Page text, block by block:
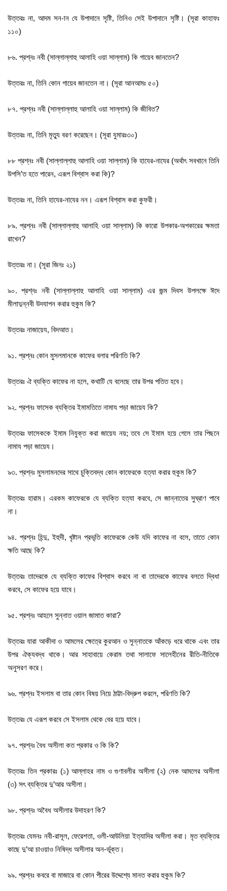
উত্তরঃ না, আদম সন-ান যে উপাদানে সৃষ্টি, তিনিও সেই উপাদানে সৃষ্টি। (সূরা কাহাফঃ
১১০)
৮৬. প্রশ্নঃ নবী (সাল্লাল্লাহু আলাহি ওয়া সাল্লাম) কি গায়েব জানতেন?
উত্তরঃ না, তিনি কোন গায়েব জানতেন না। (সূরা আনআমঃ ৫০)
৮৭. প্রশ্নঃ নবী (সাল্লাল্লাহু আলাহি ওয়া সাল্লাম) কি জীবিত?
উত্তরঃ না, তিনি মৃত্যু বরণ করেছেন। (সূরা যুমারঃ৩০)
৮৮ প্রশ্নঃ নবী (সাল্লাল্লাহু আলাহি ওয়া সাল্লাম) কি হাযের-নাযের (অর্থাৎ সবখানে তিনি
উপসি’ত হতে পারেন, এরূপ বিশ্বাস করা কি)?
উত্তরঃ না, তিনি হাযের-নাযের নন। এরূপ বিশ্বাস করা কুফরী।
৮৯. প্রশ্নঃ নবী (সাল্লাল্লাহু আলাহি ওয়া সাল্লাম) কি কারো উপকার-অপকারের ক্ষমতা
রাখেন?
উত্তরঃ না। (সূরা জিনঃ ২১)
৯০. প্রশ্নঃ নবী (সাল্লাল্লাহু আলাহি ওয়া সাল্লাম) এর জন্ম দিবস উপলক্ষে ঈদে
মীলাদুন্নবী উদযাপন করার হুকুম কি?
উত্তরঃ নাজায়েয, বিদআত।
৯১. প্রশ্নঃ কোন মুসলমানকে কাফের বলার পরিণতি কি?
উত্তরঃ ঐ ব্যক্তি কাফের না হলে, কথাটি যে বলেছে তার উপর পতিত হবে।
৯২. প্রশ্নঃ ফাসেক ব্যক্তির ইমামতিতে নামায পড়া জায়েয কি?
উত্তরঃ ফাসেককে ইমাম নিযুক্ত করা জায়েয নয়; তবে সে ইমাম হয়ে গেলে তার পিছনে
নামায পড়া জায়েয।
৯৩. প্রশ্নঃ মুসলামনদের সাথে চুক্তিবদ্ধ কোন কাফেরকে হত্যা করার হুকুম কি?
উত্তরঃ হারাম। এরকম কাফেরকে যে ব্যক্তি হত্যা করবে, সে জান্নাতের সুঘ্রাণ পাবে
না।
৯৪. প্রশ্নঃ হিন্দু, ইহুদী, খৃষ্টান প্রভৃতি কাফেরকে কেউ যদি কাফের না বলে, তাতে কোন
ক্ষতি আছে কি?
উত্তরঃ তাদেরকে যে ব্যক্তি কাফের বিশ্বাস করবে না বা তাদেরকে কাফের বলতে দ্বিধা
করবে, সে কাফের হয়ে যাবে।
৯৫. প্রশ্নঃ আহলে সুন্নাত ওয়াল জামাত কারা?
উত্তরঃ যারা আকীদা ও আমলের ক্ষেত্রে কুরআন ও সুন্নাতকে আঁকড়ে ধরে থাকে এবং তার
উপর ঐক্যবদ্ধ থাকে। আর সাহাবায়ে কেরাম তথা সালাফে সালেহীনের রীতি-নীতিকে
অনুসরণ করে।
৯৬. প্রশ্নঃ ইসলাম বা তার কোন বিষয় নিয়ে ঠাট্টা-বিদ্রুপ করলে, পরিণতি কি?
উত্তরঃ যে এরূপ করবে সে ইসলাম থেকে বের হয়ে যাবে।
৯৭. প্রশ্নঃ বৈধ অসীলা কত প্রকার ও কি কি?
উত্তরঃ তিন প্রকারঃ (১) আল্লাহর নাম ও গুণাবলীর অসীলা (২) নেক আমলের অসীলা
(৩) সৎ ব্যক্তির দু’আর অসীলা।
৯৮. প্রশ্নঃ অবৈধ অসীলার উদাহরণ কি?
উত্তরঃ যেমনঃ নবী-রাসূল, ফেরেশতা, ওলী-আউলিয়া ইত্যাদির অসীলা করা। মৃত ব্যক্তির
কাছে দু’আ চাওয়াও নিষিদ্ধ অসীলার অন-র্ভূক্ত।
৯৯. প্রশ্নঃ কবরে বা মাজারে বা কোন পীরের উদ্দেশ্যে মানত করার হুকুম কি?